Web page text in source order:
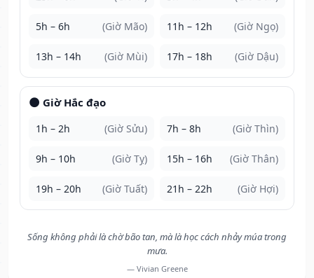
5h – 6h (Giờ Mão) 11h – 12h (Giờ Ngọ)
13h – 14h (Giờ Mùi) 17h – 18h (Giờ Dậu)
🌑 Giờ Hắc đạo
1h – 2h (Giờ Sửu) 7h – 8h (Giờ Thìn)
9h – 10h (Giờ Tỵ) 15h – 16h (Giờ Thân)
19h – 20h (Giờ Tuất) 21h – 22h (Giờ Hợi)
Sống không phải là chờ bão tan, mà là học cách nhảy múa trong
mưa.
— Vivian Greene